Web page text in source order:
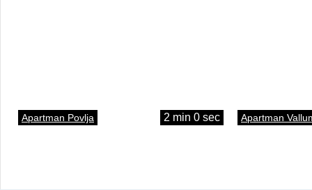
Apartman Povlja 2 min 0 sec Apartman